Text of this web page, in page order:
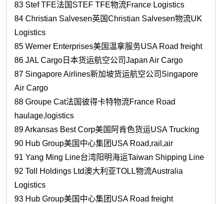
83 Stef TFE法国STEF TFE物流France Logistics
84 Christian Salvesen英国Christian Salvesen物流UK
Logistics
85 Werner Enterprises美国温拿服务USA Road freight
86 JAL Cargo日本货运航空公司Japan Air Cargo
87 Singapore Airlines新加坡货运航空公司Singapore
Air Cargo
88 Groupe Cat法国彼得卡特物流France Road
haulage,logistics
89 Arkansas Best Corp美国阿肯色货运USA Trucking
90 Hub Group美国中心集团USA Road,rail,air
91 Yang Ming Line台湾阳明海运Taiwan Shipping Line
92 Toll Holdings Ltd澳大利亚TOLL物流Australia
Logistics
93 Hub Group美国中心集团USA Road freight